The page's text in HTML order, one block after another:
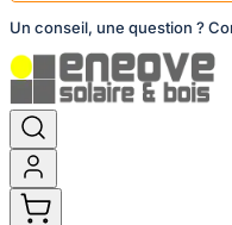
Un conseil, une question ?
Aller
au
contenu